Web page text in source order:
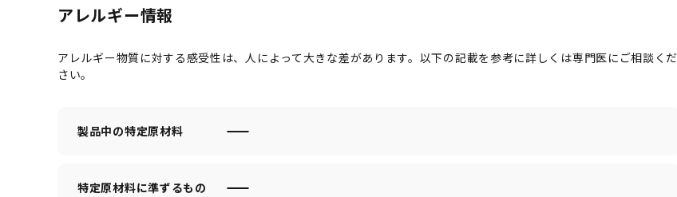
アレルギー情報
アレルギー物質に対する感受性は、人によって大きな差があります。以下の記載を参考に詳しくは専門医にご相談くだ
さい。
製品中の特定原材料
特定原材料に準ずるもの